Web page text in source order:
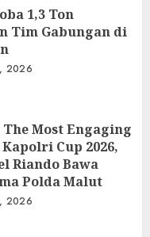
1,3 Ton
Tim Gabungan di
2026
The Most Engaging
Cup 2026,
Riando Bawa
Polda Malut
2026